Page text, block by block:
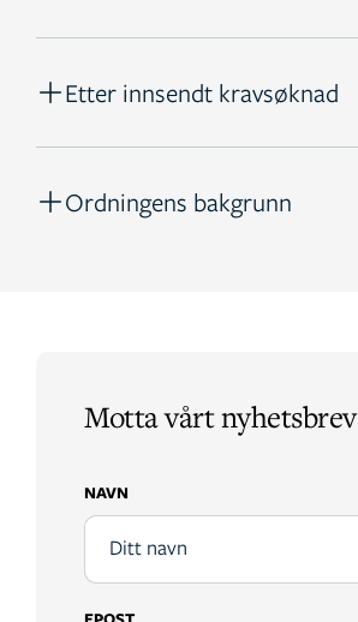
Etter innsendt kravsøknad
Ordningens bakgrunn
Motta vårt nyhetsbrev
NAVN